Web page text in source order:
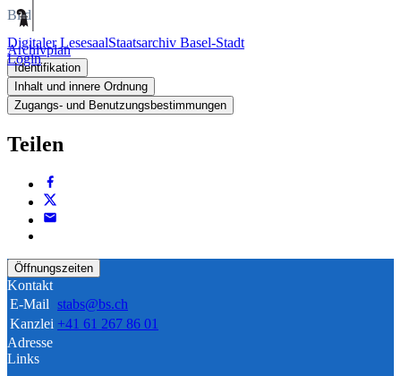
Digitaler LesesaalStaatsarchiv Basel-Stadt
Login
Bild
Archivplan
Identifikation
Inhalt und innere Ordnung
Zugangs- und Benutzungsbestimmungen
Teilen
Öffnungszeiten
Kontakt
E-Mail stabs@bs.ch
Kanzlei +41 61 267 86 01
Adresse
Links